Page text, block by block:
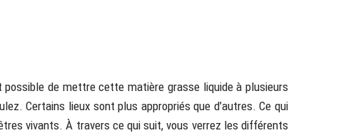
possible de mettre cette matière grasse liquide à plusieurs
Certains lieux sont plus appropriés que d’autres. Ce qui
vivants. À travers ce qui suit, vous verrez les différents